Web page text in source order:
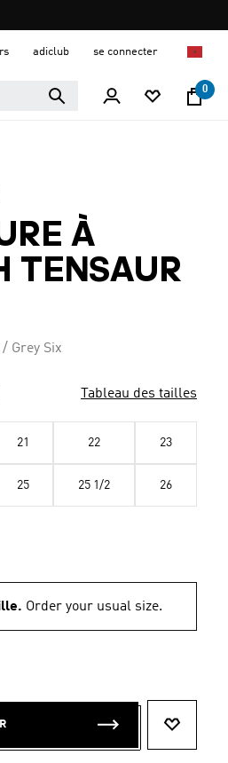
adiclub se connecter
0
À
TENSAUR
Grey Six
Tableau des tailles
21 22 23
25 25 1/2 26
Order your usual size.